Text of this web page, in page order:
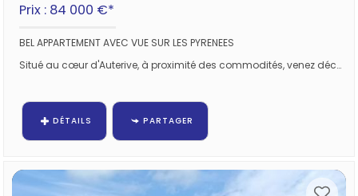
Prix : 84 000 €*
BEL APPARTEMENT AVEC VUE SUR LES PYRENEES
Situé au cœur d'Auterive, à proximité des commodités, venez découvrir cet appartement de type 3 d'environ...
DÉTAILS PARTAGER